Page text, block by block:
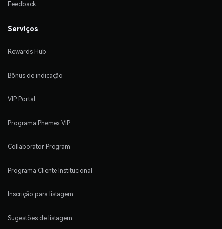
Feedback
Serviços
Rewards Hub
Bônus de indicação
VIP Portal
Programa Phemex VIP
Collaborator Program
Programa Cliente Institucional
Inscrição para listagem
Sugestões de listagem